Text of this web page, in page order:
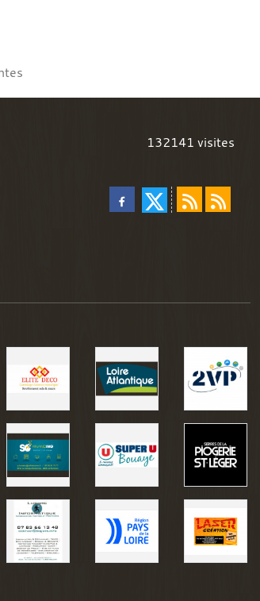
132141 visites